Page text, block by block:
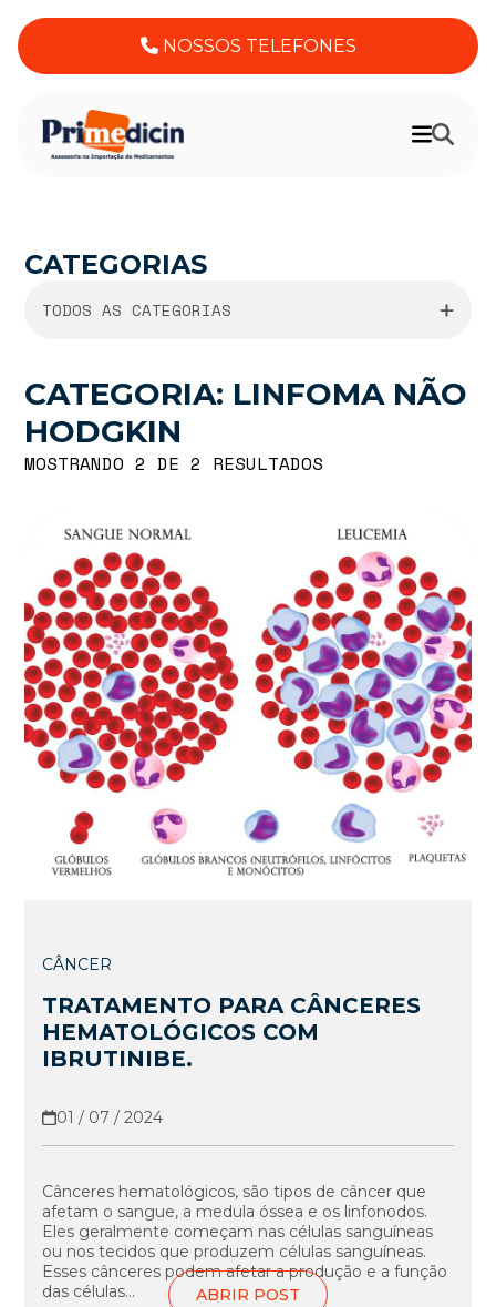
NOSSOS TELEFONES
CATEGORIAS
TODOS AS CATEGORIAS
CATEGORIA: LINFOMA NÃO
HODGKIN
MOSTRANDO 2 DE 2 RESULTADOS
CÂNCER
TRATAMENTO PARA CÂNCERES
HEMATOLÓGICOS COM
IBRUTINIBE.
01 / 07 / 2024
Cânceres hematológicos, são tipos de câncer que
afetam o sangue, a medula óssea e os linfonodos.
Eles geralmente começam nas células sanguíneas
ou nos tecidos que produzem células sanguíneas.
Esses cânceres podem afetar a produção e a função
das células...
ABRIR POST